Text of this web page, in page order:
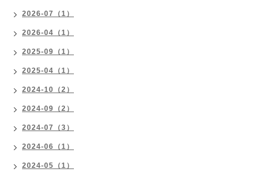
2026-07（1）
2026-04（1）
2025-09（1）
2025-04（1）
2024-10（2）
2024-09（2）
2024-07（3）
2024-06（1）
2024-05（1）